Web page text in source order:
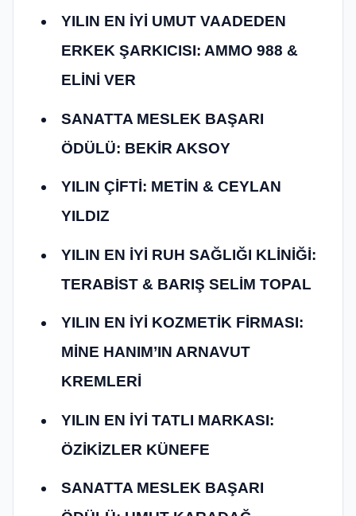
YILIN EN İYİ UMUT VAADEDEN
ERKEK ŞARKICISI: AMMO 988 &
ELİNİ VER
SANATTA MESLEK BAŞARI
ÖDÜLÜ: BEKİR AKSOY
YILIN ÇİFTİ: METİN & CEYLAN
YILDIZ
YILIN EN İYİ RUH SAĞLIĞI KLİNİĞİ:
TERABİST & BARIŞ SELİM TOPAL
YILIN EN İYİ KOZMETİK FİRMASI:
MİNE HANIM’IN ARNAVUT
KREMLERİ
YILIN EN İYİ TATLI MARKASI:
ÖZİKİZLER KÜNEFE
SANATTA MESLEK BAŞARI